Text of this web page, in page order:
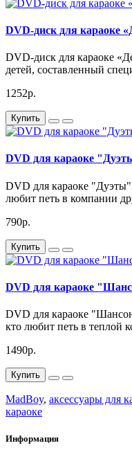
DVD-диск для караоке
DVD-диск для караоке
детей, составленный
1252р.
Купить
DVD для караоке
DVD для караоке "Дуэты"
любит петь в компании
790р.
Купить
DVD для караоке
DVD для караоке
кто любит петь в теплой
1490р.
Купить
MadBoy, аксессуары для
караоке
Информация